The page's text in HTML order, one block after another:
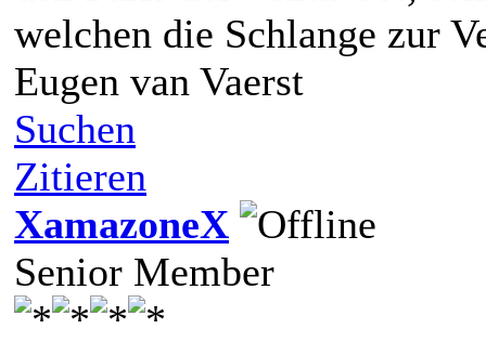
welchen die Schlange zur
Eugen van Vaerst
Suchen
Zitieren
XamazoneX
Senior Member